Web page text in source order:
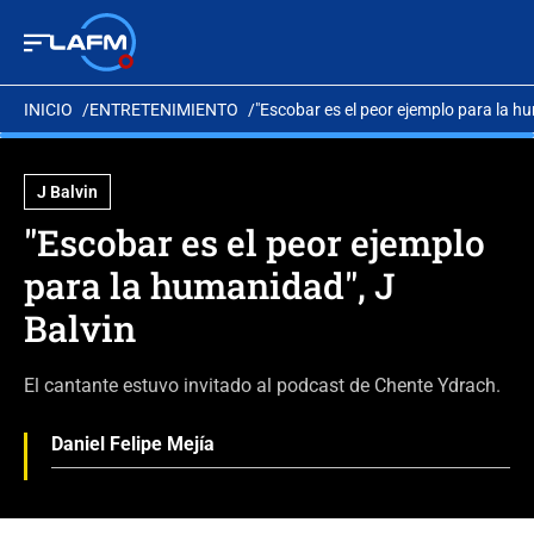
INICIO ENTRETENIMIENTO "Escobar es el peor ejemplo para la
J Balvin
"Escobar es el peor ejemplo
para la humanidad", J
Balvin
El cantante estuvo invitado al podcast de Chente Ydrach.
Daniel Felipe Mejía